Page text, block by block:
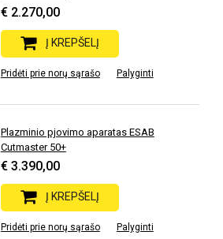
€ 2.270,00
Į KREPŠELĮ
Pridėti prie norų sąrašo Palyginti
Plazminio pjovimo aparatas ESAB
Cutmaster 50+
€ 3.390,00
Į KREPŠELĮ
Pridėti prie norų sąrašo Palyginti